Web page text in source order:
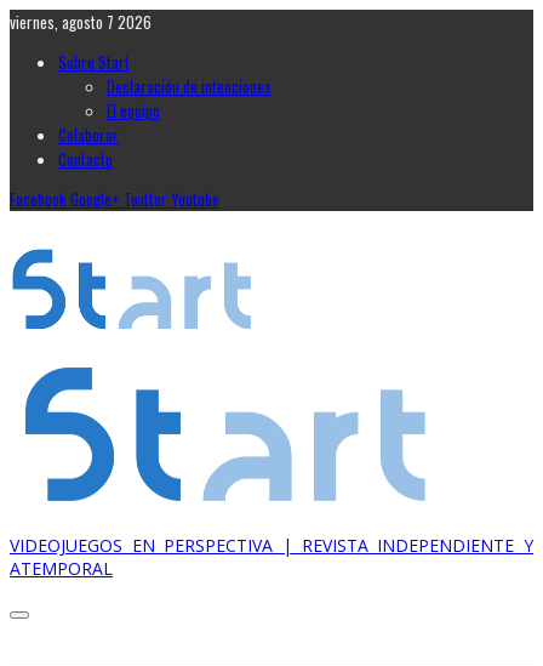
viernes, agosto 7 2026
Sobre Start
Declaración de intenciones
El equipo
Colaborar
Contacto
FacebookGoogle+ TwitterYoutube
VIDEOJUEGOS EN PERSPECTIVA | REVISTA INDEPENDIENTE Y
ATEMPORAL